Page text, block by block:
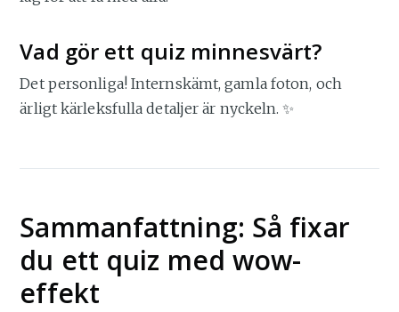
Vad gör ett quiz minnesvärt?
Det personliga! Internskämt, gamla foton, och
ärligt kärleksfulla detaljer är nyckeln. ✨
Sammanfattning: Så fixar
du ett quiz med wow-
effekt